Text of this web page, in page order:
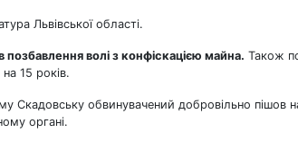
Львівської області.
позбавлення волі з конфіскацією майна. Також
15 років.
Скадовську обвинувачений добровільно пішов
органі.